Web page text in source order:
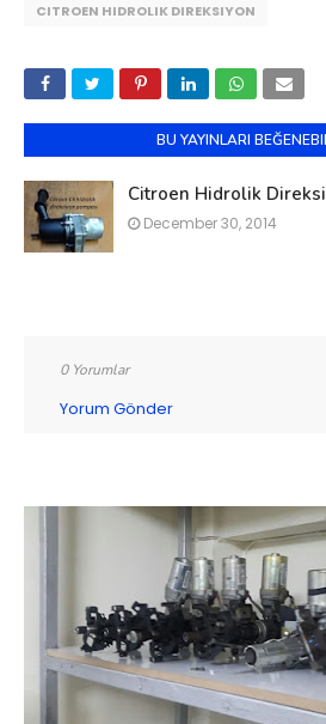
CITROEN HIDROLIK DIREKSIYON
BU YAYINLARI
Citroen Hidrolik
December 30, 2014
0 Yorumlar
Yorum Gönder